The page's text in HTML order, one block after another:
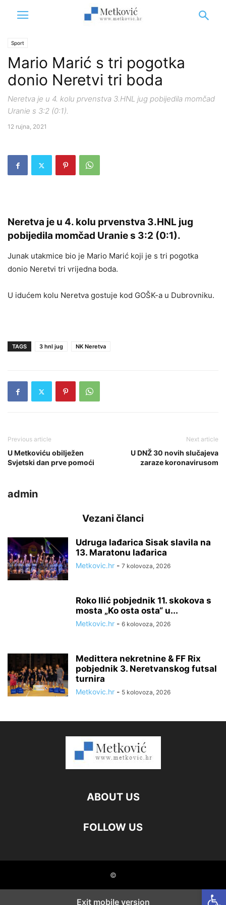
Sport
Mario Marić s tri pogotka
donio Neretvi tri boda
Neretva je u 4. kolu prvenstva 3.HNL jug pobijedila momčad
Uranie s 3:2 (0:1).
12 rujna, 2021
Neretva je u 4. kolu prvenstva 3.HNL jug
pobijedila momčad Uranie s 3:2 (0:1).
Junak utakmice bio je Mario Marić koji je s tri pogotka
donio Neretvi tri vrijedna boda.
U idućem kolu Neretva gostuje kod GOŠK-a u Dubrovniku.
TAGS 3 hnl jug NK Neretva
Previous article
U Metkoviću obilježen
Svjetski dan prve pomoći
Next article
U DNŽ 30 novih slučajeva
zaraze koronavirusom
admin
Vezani članci
Udruga lađarica Sisak slavila na
13. Maratonu lađarica
Metkovic.hr - 7 kolovoza, 2026
Roko Ilić pobjednik 11. skokova s
mosta „Ko osta osta“ u...
Metkovic.hr - 6 kolovoza, 2026
Medittera nekretnine & FF Rix
pobjednik 3. Neretvanskog futsal
turnira
Metkovic.hr - 5 kolovoza, 2026
ABOUT US
FOLLOW US
©
Exit mobile version